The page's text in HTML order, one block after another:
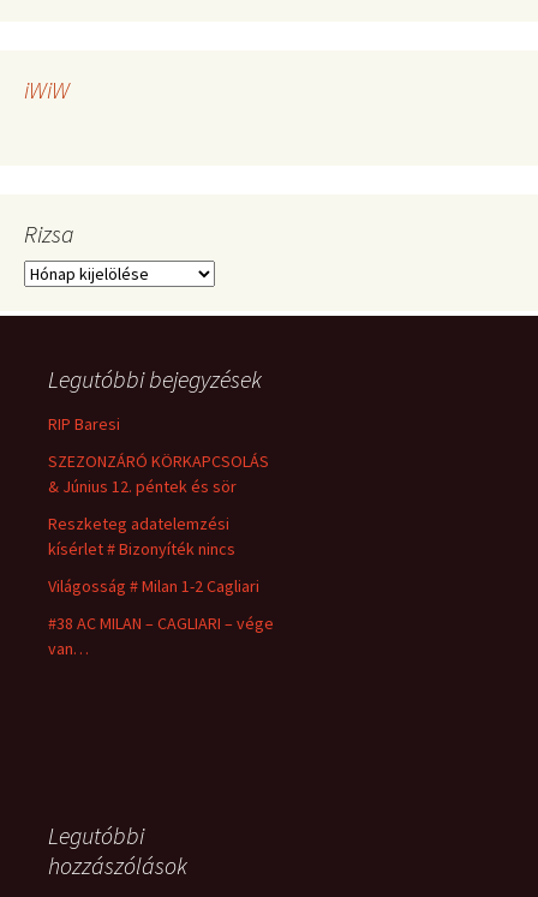
iWiW
Rizsa
Rizsa
Legutóbbi bejegyzések
RIP Baresi
SZEZONZÁRÓ KÖRKAPCSOLÁS
& Június 12. péntek és sör
Reszketeg adatelemzési
kísérlet # Bizonyíték nincs
Világosság # Milan 1-2 Cagliari
#38 AC MILAN – CAGLIARI – vége
van…
Legutóbbi
hozzászólások